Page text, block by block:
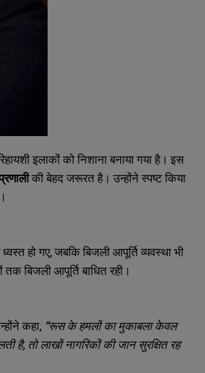
इलाकों को निशाना बनाया गया है। इस
की बेहद जरूरत है। उन्होंने स्पष्ट किया
हो गए, जबकि बिजली आपूर्ति व्यवस्था भी
बिजली आपूर्ति बाधित रही।
कहा, “रूस के हमलों का मुकाबला केवल
है, तो लाखों नागरिकों की जान सुरक्षित रह